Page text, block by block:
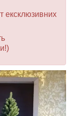
ексклюзивних